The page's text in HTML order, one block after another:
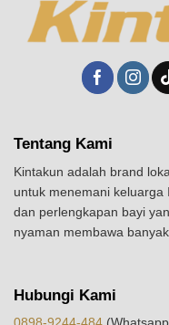
Tentang Kami
Kintakun adalah brand
untuk menemani
dan perlengkapan bayi
nyaman membawa
Hubungi Kami